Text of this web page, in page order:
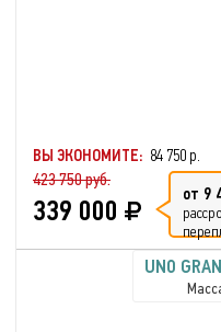
ВЫ ЭКОНОМИТЕ: 84 750 р.
423 750 руб.
339 000 от 9
UNO